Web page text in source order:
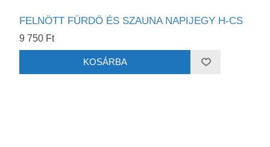
FELNÖTT FÜRDÖ ÉS SZAUNA NAPIJEGY H-CS
9 750 Ft